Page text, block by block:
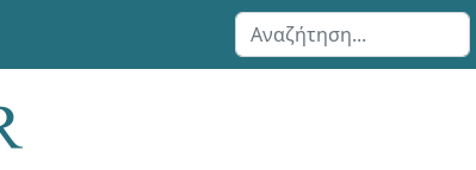
Αναζήτηση...